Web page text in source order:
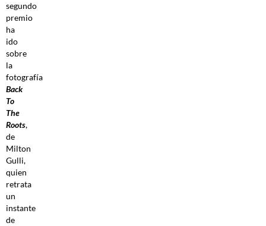
segundo
premio
ha
ido
sobre
la
fotografía
Back
To
The
Roots,
de
Milton
Gulli,
quien
retrata
un
instante
de